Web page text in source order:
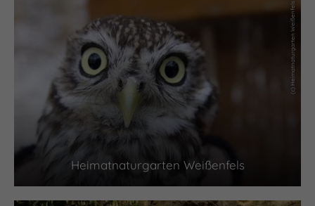
(c) Heimatnaturgarten Weißenfels
Heimatnaturgarten Weißenfels